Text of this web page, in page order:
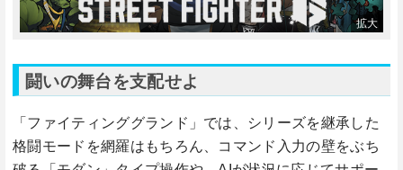
闘いの舞台を支配せよ
「ファイティンググランド」では、シリーズを継承した
格闘モードを網羅はもちろん、コマンド入力の壁をぶち